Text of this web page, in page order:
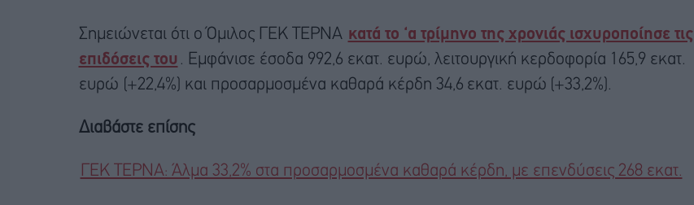
Σημειώνεται ότι ο Όμιλος ΓΕΚ ΤΕΡΝΑ κατά το ‘α τρίμηνο της χρονιάς ισχυροποίησε τις
επιδόσεις του . Εμφάνισε έσοδα 992,6 εκατ. ευρώ, λειτουργική κερδοφορία 165,9 εκατ.
ευρώ (+22,4%) και προσαρμοσμένα καθαρά κέρδη 34,6 εκατ. ευρώ (+33,2%).
Διαβάστε επίσης
ΓΕΚ ΤΕΡΝΑ: Άλμα 33,2% στα προσαρμοσμένα καθαρά κέρδη, με επενδύσεις 268 εκατ.